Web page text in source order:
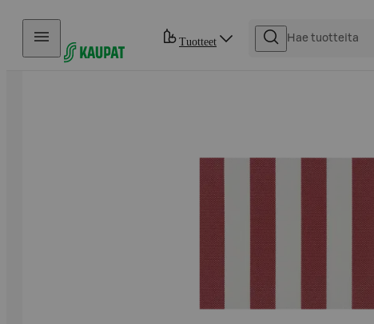
Hyppää sisältöön
Tuotteet